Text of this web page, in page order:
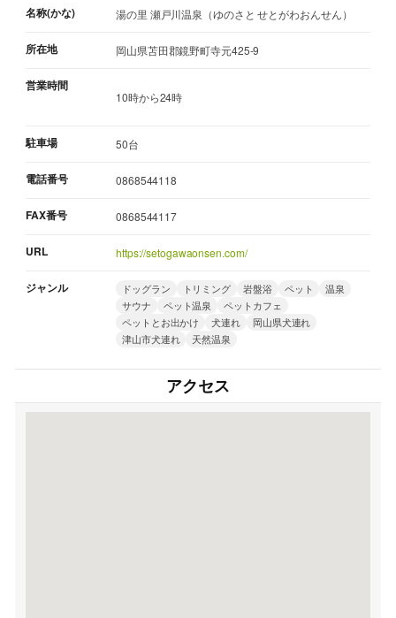
名称(かな) 湯の里 瀬戸川温泉（ゆのさと せとがわおんせん）
所在地 岡山県苫田郡鏡野町寺元425-9
営業時間
10時から24時
駐車場 50台
電話番号 0868544118
FAX番号 0868544117
URL https://setogawaonsen.com/
ジャンル ドッグラン トリミング 岩盤浴 ペット
温泉
サウナ
ペット温泉
ペットカフェ
ペットとお出かけ
犬連れ
岡山県犬連れ
津山市犬連れ
天然温泉
アクセス